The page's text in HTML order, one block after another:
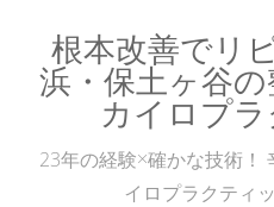
ン
根本改善でリ
浜・保土ヶ谷
カイロプ
23年の経験×確かな技術！
イロプラクティ